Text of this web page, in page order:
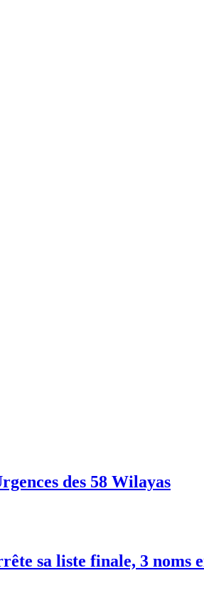
des 58 Wilayas
sa liste finale, 3 noms